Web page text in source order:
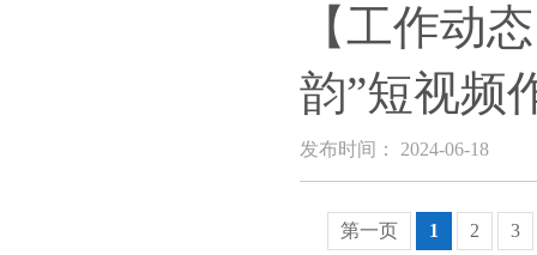
【工作动
韵”短视频
发布时间： 2024-06-18
第一页 1 2 3